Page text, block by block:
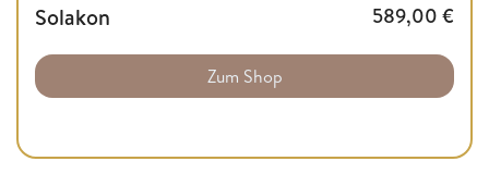
Solakon 589,00 €
Zum Shop